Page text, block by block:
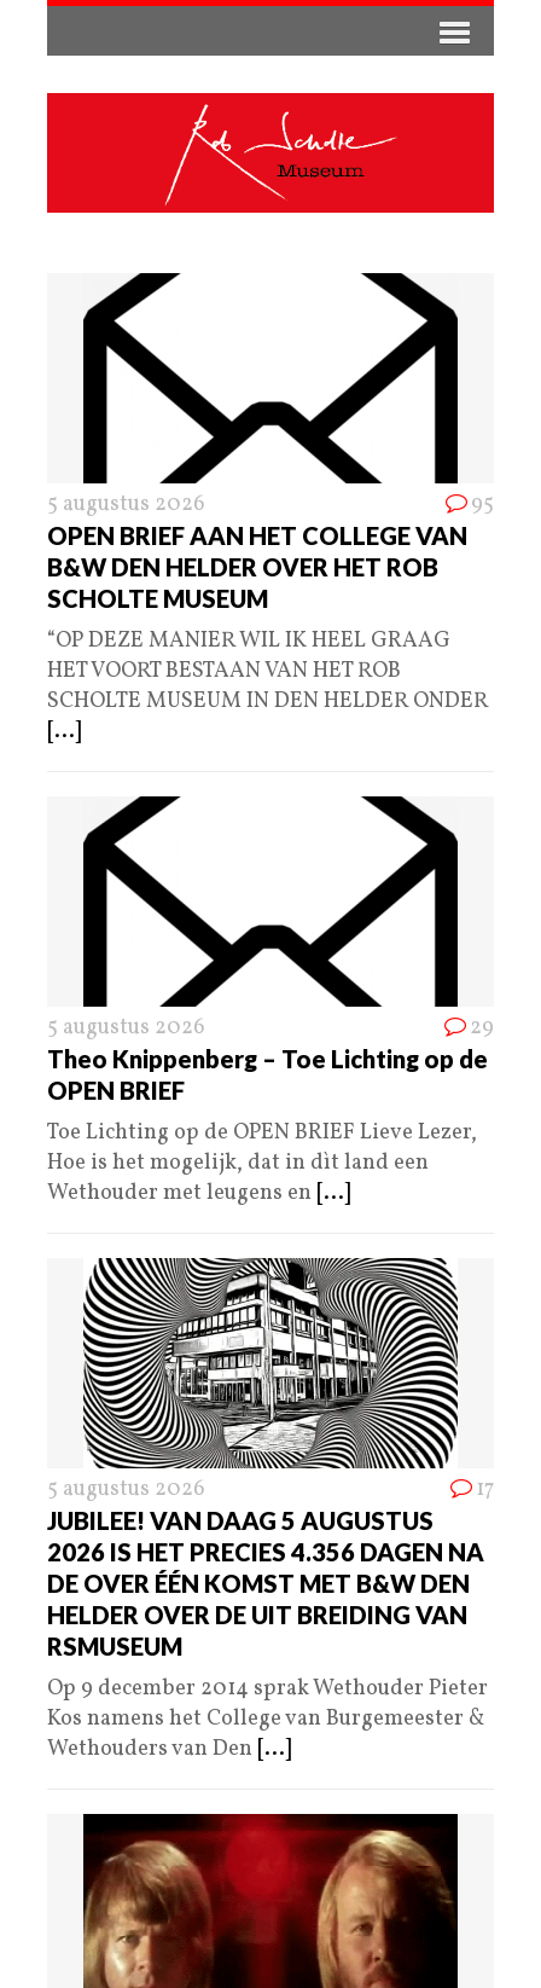
5 augustus 2026 95
OPEN BRIEF AAN HET COLLEGE VAN
B&W DEN HELDER OVER HET ROB
SCHOLTE MUSEUM
“OP DEZE MANIER WIL IK HEEL GRAAG
HET VOORT BESTAAN VAN HET ROB
SCHOLTE MUSEUM IN DEN HELDER ONDER
[...]
5 augustus 2026 29
Theo Knippenberg – Toe Lichting op de
OPEN BRIEF
Toe Lichting op de OPEN BRIEF Lieve Lezer,
Hoe is het mogelijk, dat in dìt land een
Wethouder met leugens en [...]
5 augustus 2026 17
JUBILEE! VAN DAAG 5 AUGUSTUS
2026 IS HET PRECIES 4.356 DAGEN NA
DE OVER ÉÉN KOMST MET B&W DEN
HELDER OVER DE UIT BREIDING VAN
RSMUSEUM
Op 9 december 2014 sprak Wethouder Pieter
Kos namens het College van Burgemeester &
Wethouders van Den [...]